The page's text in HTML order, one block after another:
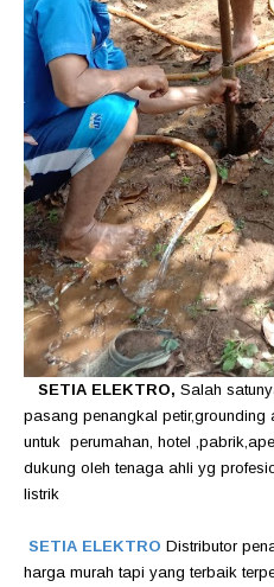
SETIA ELEKTRO, Salah
pasang penangkal petir,grounding
untuk perumahan, hotel
dukung oleh tenaga ahli yg
listrik
SETIA ELEKTRO Distributor
harga murah tapi yang terbaik